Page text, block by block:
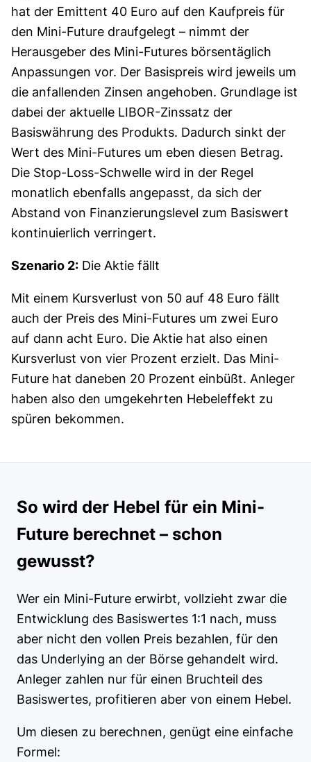
hat der Emittent 40 Euro auf den Kaufpreis für
den Mini-Future draufgelegt – nimmt der
Herausgeber des Mini-Futures börsentäglich
Anpassungen vor. Der Basispreis wird jeweils um
die anfallenden Zinsen angehoben. Grundlage ist
dabei der aktuelle LIBOR-Zinssatz der
Basiswährung des Produkts. Dadurch sinkt der
Wert des Mini-Futures um eben diesen Betrag.
Die Stop-Loss-Schwelle wird in der Regel
monatlich ebenfalls angepasst, da sich der
Abstand von Finanzierungslevel zum Basiswert
kontinuierlich verringert.
Szenario 2: Die Aktie fällt
Mit einem Kursverlust von 50 auf 48 Euro fällt
auch der Preis des Mini-Futures um zwei Euro
auf dann acht Euro. Die Aktie hat also einen
Kursverlust von vier Prozent erzielt. Das Mini-
Future hat daneben 20 Prozent einbüßt. Anleger
haben also den umgekehrten Hebeleffekt zu
spüren bekommen.
So wird der Hebel für ein Mini-
Future berechnet – schon
gewusst?
Wer ein Mini-Future erwirbt, vollzieht zwar die
Entwicklung des Basiswertes 1:1 nach, muss
aber nicht den vollen Preis bezahlen, für den
das Underlying an der Börse gehandelt wird.
Anleger zahlen nur für einen Bruchteil des
Basiswertes, profitieren aber von einem Hebel.
Um diesen zu berechnen, genügt eine einfache
Formel: